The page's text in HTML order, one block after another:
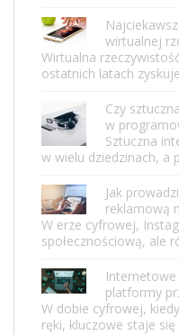
wirtualnej
Wirtualna
ostatnich latach
Czy
w
Sztuczna
w wielu dziedzinach, a
Jak
reklamową
W erze cyfrowej,
społecznościową, ale
platformy
W dobie cyfrowej,
ręki, kluczowe staje